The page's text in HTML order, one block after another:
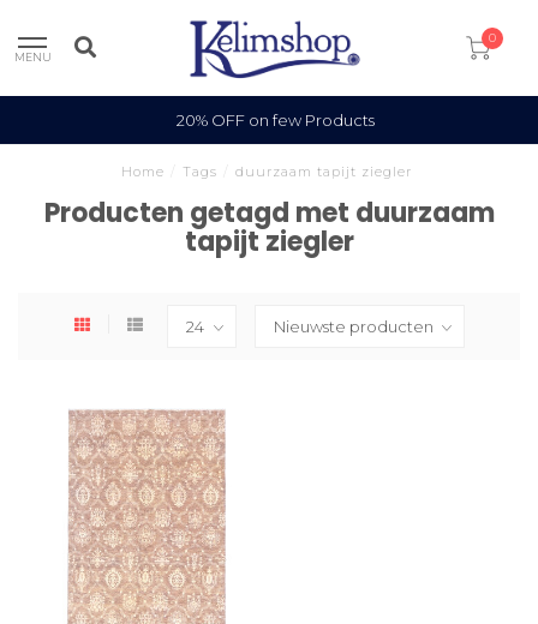
MENU
0
20% OFF on few Products
Home Tags duurzaam tapijt ziegler
Producten getagd met duurzaam
tapijt ziegler